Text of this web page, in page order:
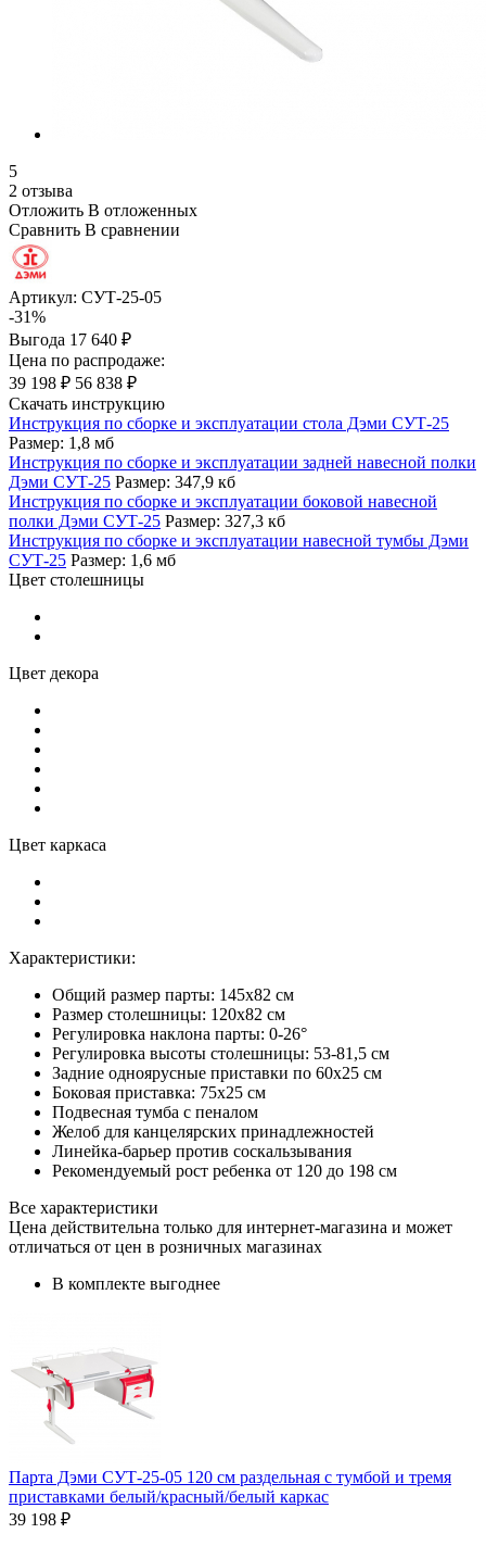
5
2 отзыва
Отложить В отложенных
Сравнить В сравнении
Артикул: СУТ-25-05
-31%
Выгода 17 640 ₽
Цена по распродаже:
39 198 ₽ 56 838 ₽
Скачать инструкцию
Инструкция по сборке и эксплуатации стола Дэми СУТ-25
Размер: 1,8 мб
Инструкция по сборке и эксплуатации задней навесной полки
Дэми СУТ-25 Размер: 347,9 кб
Инструкция по сборке и эксплуатации боковой навесной
полки Дэми СУТ-25 Размер: 327,3 кб
Инструкция по сборке и эксплуатации навесной тумбы Дэми
СУТ-25 Размер: 1,6 мб
Цвет столешницы
Цвет декора
Цвет каркаса
Характеристики:
Общий размер парты: 145х82 см
Размер столешницы: 120x82 см
Регулировка наклона парты: 0-26°
Регулировка высоты столешницы: 53-81,5 см
Задние одноярусные приставки по 60х25 см
Боковая приставка: 75х25 см
Подвесная тумба с пеналом
Желоб для канцелярских принадлежностей
Линейка-барьер против соскальзывания
Рекомендуемый рост ребенка от 120 до 198 см
Все характеристики
Цена действительна только для интернет-магазина и может
отличаться от цен в розничных магазинах
В комплекте выгоднее
Парта Дэми СУТ-25-05 120 см раздельная с тумбой и тремя
приставками белый/красный/белый каркас
39 198 ₽